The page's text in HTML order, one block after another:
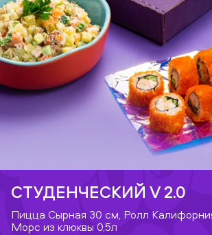
СТУДЕНЧЕСКИЙ V 2.0
Пицца Сырная 30 см, Ролл
Морс из клюквы 0,5л